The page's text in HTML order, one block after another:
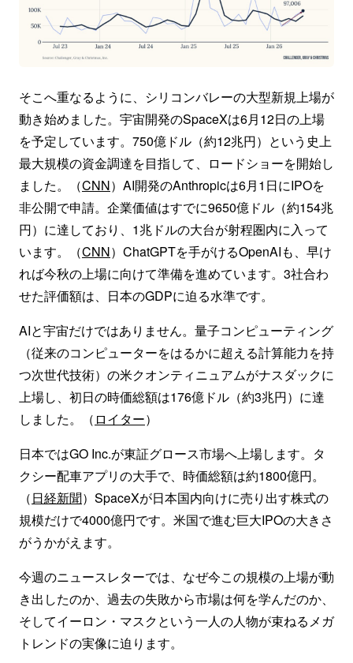
そこへ重なるように、シリコンバレーの大型新規上場が
動き始めました。宇宙開発のSpaceXは6月12日の上場
を予定しています。750億ドル（約12兆円）という史上
最大規模の資金調達を目指して、ロードショーを開始し
ました。（CNN）AI開発のAnthropicは6月1日にIPOを
非公開で申請。企業価値はすでに9650億ドル（約154兆
円）に達しており、1兆ドルの大台が射程圏内に入って
います。（CNN）ChatGPTを手がけるOpenAIも、早け
れば今秋の上場に向けて準備を進めています。3社合わ
せた評価額は、日本のGDPに迫る水準です。
AIと宇宙だけではありません。量子コンピューティング
（従来のコンピューターをはるかに超える計算能力を持
つ次世代技術）の米クオンティニュアムがナスダックに
上場し、初日の時価総額は176億ドル（約3兆円）に達
しました。（ ロイター）
日本ではGO Inc.が東証グロース市場へ上場します。タ
クシー配車アプリの大手で、時価総額は約1800億円。
（日経新聞）SpaceXが日本国内向けに売り出す株式の
規模だけで4000億円です。米国で進む巨大IPOの大きさ
がうかがえます。
今週のニュースレターでは、なぜ今この規模の上場が動
き出したのか、過去の失敗から市場は何を学んだのか、
そしてイーロン・マスクという一人の人物が束ねるメガ
トレンドの実像に迫ります。